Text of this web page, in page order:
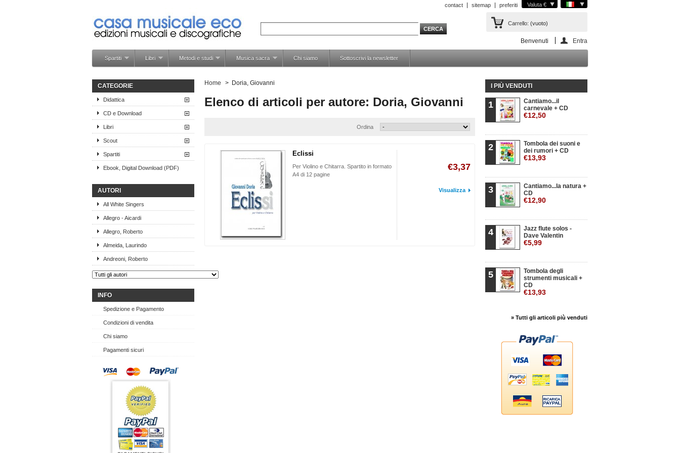
Valuta €
contact sitemap preferiti
Carrello: (vuoto)
Benvenuti Entra
Spartiti Libri Metodi e studi Musica sacra Chi siamo Sottoscrivi la newsletter
CATEGORIE
Didattica
CD e Download
Libri
Scout
Spartiti
Ebook, Digital Download (PDF)
AUTORI
All White Singers
Allegro - Aicardi
Allegro, Roberto
Almeida, Laurindo
Andreoni, Roberto
INFO
Spedizione e Pagamento
Condizioni di vendita
Chi siamo
Pagamenti sicuri
Home > Doria, Giovanni
Elenco di articoli per autore: Doria, Giovanni
Ordina
Eclissi
Per Violino e Chitarra. Spartito in formato
A4 di 12 pagine
€3,37
Visualizza
I PIÙ VENDUTI
1
Cantiamo...il
carnevale + CD
€12,50
2
Tombola dei suoni e
dei rumori + CD
€13,93
3
Cantiamo...la natura +
CD
€12,90
4
Jazz flute solos -
Dave Valentin
€5,99
5
Tombola degli
strumenti musicali +
CD
€13,93
» Tutti gli articoli più venduti